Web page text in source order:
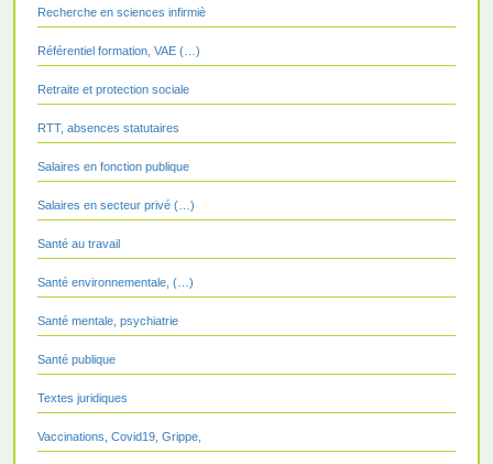
Recherche en sciences infirmiè
Référentiel formation, VAE (…)
Retraite et protection sociale
RTT, absences statutaires
Salaires en fonction publique
Salaires en secteur privé (…)
Santé au travail
Santé environnementale, (…)
Santé mentale, psychiatrie
Santé publique
Textes juridiques
Vaccinations, Covid19, Grippe,